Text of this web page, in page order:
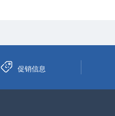
促销信息